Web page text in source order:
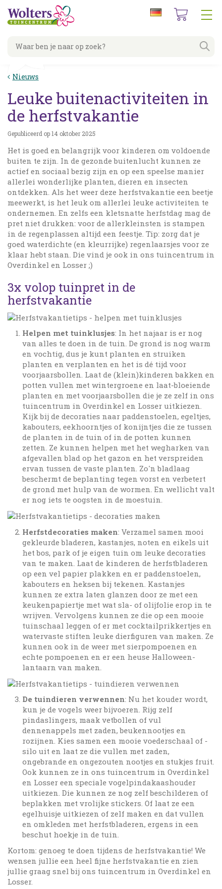
Nieuws
Leuke buitenactiviteiten in
de herfstvakantie
Gepubliceerd op14 oktober 2025
Het is goed en belangrijk voor kinderen om voldoende
buiten te zijn. In de gezonde buitenlucht kunnen ze
actief en sociaal bezig zijn en op een speelse manier
allerlei wonderlijke planten, dieren en insecten
ontdekken. Als het weer deze herfstvakantie een beetje
meewerkt, is het leuk om allerlei leuke activiteiten te
ondernemen. En zelfs een kletsnatte herfstdag mag de
pret niet drukken: voor de allerkleinsten is stampen
in de regenplassen altijd een feestje. Tip: zorg dat je
goed waterdichte (en kleurrijke) regenlaarsjes voor ze
klaar hebt staan. Die vind je ook in ons tuincentrum in
Overdinkel en Losser ;)
3x volop tuinpret in de
herfstvakantie
Helpen met tuinklusjes: In het najaar is er nog
van alles te doen in de tuin. De grond is nog warm
en vochtig, dus je kunt planten en struiken
planten en verplanten en het is dé tijd voor
voorjaarsbollen. Laat de (klein)kinderen bakken en
potten vullen met wintergroene en laat-bloeiende
planten en met voorjaarsbollen die je ze zelf in ons
tuincentrum in Overdinkel en Losser uitkiezen.
Kijk bij de decoraties naar paddenstoelen, egeltjes,
kabouters, eekhoorntjes of konijntjes die ze tussen
de planten in de tuin of in de potten kunnen
zetten. Ze kunnen helpen met het wegharken van
afgevallen blad op het gazon en het verspreiden
ervan tussen de vaste planten. Zo'n bladlaag
beschermt de beplanting tegen vorst en verbetert
de grond met hulp van de wormen. En wellicht valt
er nog iets te oogsten in de moestuin.
Herfstdecoraties maken: Verzamel samen mooi
gekleurde bladeren, kastanjes, noten en eikels uit
het bos, park of je eigen tuin om leuke decoraties
van te maken. Laat de kinderen de herfstbladeren
op een vel papier plakken en er paddenstoelen,
kabouters en heksen bij tekenen. Kastanjes
kunnen ze extra laten glanzen door ze met een
keukenpapiertje met wat sla- of olijfolie erop in te
wrijven. Vervolgens kunnen ze die op een mooie
tuinschaal leggen of er met cocktailprikkertjes en
watervaste stiften leuke dierfiguren van maken. Ze
kunnen ook in de weer met sierpompoenen en
echte pompoenen en er een heuse Halloween-
lantaarn van maken.
De tuindieren verwennen: Nu het kouder wordt,
kun je de vogels weer bijvoeren. Rijg zelf
pindaslingers, maak vetbollen of vul
dennenappels met zaden, beukennootjes en
rozijnen. Kies samen een mooie voederschaal of -
silo uit en laat ze die vullen met zaden,
ongebrande en ongezouten nootjes en stukjes fruit.
Ook kunnen ze in ons tuincentrum in Overdinkel
en Losser een speciale vogelpindakaashouder
uitkiezen. Die kunnen ze nog zelf beschilderen of
beplakken met vrolijke stickers. Of laat ze een
egelhuisje uitkiezen of zelf maken en dat vullen
en omkleden met herfstbladeren, ergens in een
beschut hoekje in de tuin.
Kortom: genoeg te doen tijdens de herfstvakantie! We
wensen jullie een heel fijne herfstvakantie en zien
jullie graag snel bij ons tuincentrum in Overdinkel en
Losser.